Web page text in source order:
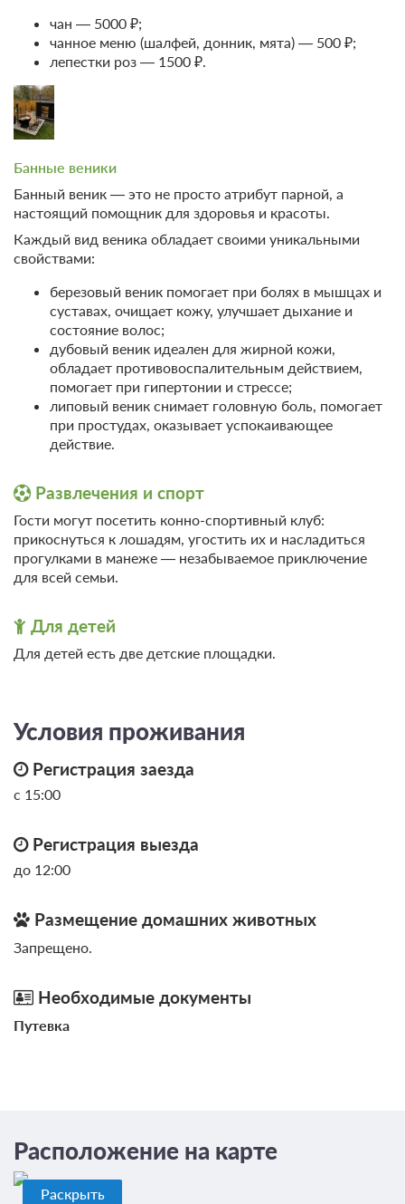
Чан Фурако оплачивается отдельно.
Телевизор Wi-Fi
2 гостя
Моментальное подтверждение
В стоимость входит:
Что входит в тариф, Без питания
Бесплатная отмена до 08 августа 2026 23:59; При отмене
после 09 августа 2026 00:00 оплата не возвращается
Требуется внесение предоплаты в течение 2 часов.
Сумма предоплаты составляет 5000 руб.
2 гостя
Моментальное подтверждение
В стоимость входит:
после 09 августа 2026 00:00 оплата не возвращается
Требуется внесение предоплаты в течение 2 часов.
3 гостя
Бесплатная отмена до 08 августа 2026 23:59; При отмене
после 09 августа 2026 00:00 оплата не возвращается
10 000
Еще 9 тарифов
чан — 5000 ₽;
чанное меню (шалфей, донник, мята) — 500 ₽;
лепестки роз — 1500 ₽.
Банные веники
Банный веник — это не просто атрибут парной, а
настоящий помощник для здоровья и красоты.
Каждый вид веника обладает своими уникальными
свойствами:
березовый веник помогает при болях в мышцах и
суставах, очищает кожу, улучшает дыхание и
состояние волос;
дубовый веник идеален для жирной кожи,
обладает противовоспалительным действием,
помогает при гипертонии и стрессе;
липовый веник снимает головную боль, помогает
при простудах, оказывает успокаивающее
действие.
Развлечения и спорт
Гости могут посетить конно-спортивный клуб:
прикоснуться к лошадям, угостить их и насладиться
прогулками в манеже — незабываемое приключение
для всей семьи.
Для детей
Для детей есть две детские площадки.
Условия проживания
Регистрация заезда
с 15:00
Регистрация выезда
до 12:00
Размещение домашних животных
Запрещено.
Необходимые документы
Путевка
Расположение на карте
Раскрыть